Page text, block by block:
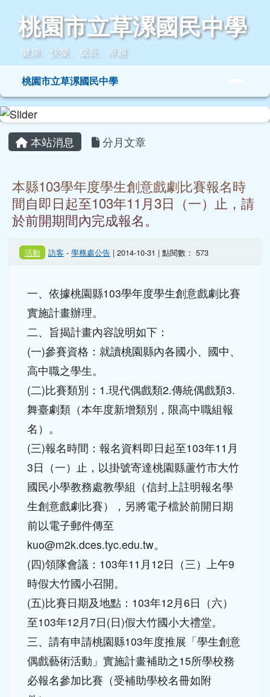
桃園市立草漯國民中學
桃園市立草漯國民中學
健康、快樂、成長、卓越
導覽列桃園市立草漯國民中學
主內容區域
本縣103學年度學生創意戲劇比賽報名時
間自即日起至103年11月3日（一）止，請
於前開期間內完成報名。
一、依據桃園縣103學年度學生創意戲劇比賽
實施計畫辦理。
二、旨揭計畫內容說明如下：
(一)參賽資格：就讀桃園縣內各國小、國中、
高中職之學生。
(二)比賽類別：1.現代偶戲類2.傳統偶戲類3.
舞臺劇類（本年度新增類別，限高中職組報
名）。
(三)報名時間：報名資料即日起至103年11月
3日（一）止，以掛號寄達桃園縣蘆竹市大竹
國民小學教務處教學組（信封上註明報名學
生創意戲劇比賽），另將電子檔於前開日期
前以電子郵件傳至
kuo@m2k.dces.tyc.edu.tw。
(四)領隊會議：103年11月12日（三）上午9
時假大竹國小召開。
(五)比賽日期及地點：103年12月6日（六）
至103年12月7日(日)假大竹國小大禮堂。
三、請有申請桃園縣103年度推展「學生創意
偶戲藝術活動」實施計畫補助之15所學校務
頁尾區域